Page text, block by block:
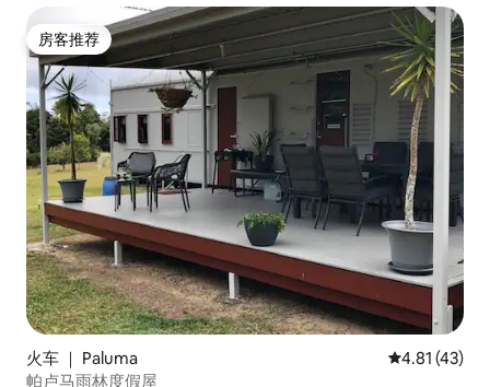
房客推荐
房客推荐
火车 ｜ Paluma 平均评分
4.81 (43)
帕卢马雨林度假屋